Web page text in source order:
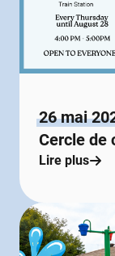
26 mai
Cercle de
Lire plus